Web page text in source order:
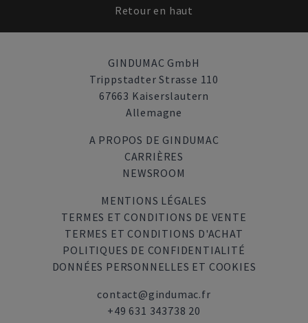
Retour en haut
GINDUMAC GmbH
Trippstadter Strasse 110
67663 Kaiserslautern
Allemagne
A PROPOS DE GINDUMAC
CARRIÈRES
NEWSROOM
MENTIONS LÉGALES
TERMES ET CONDITIONS DE VENTE
TERMES ET CONDITIONS D'ACHAT
POLITIQUES DE CONFIDENTIALITÉ
DONNÉES PERSONNELLES ET COOKIES
contact@gindumac.fr
+49 631 343738 20